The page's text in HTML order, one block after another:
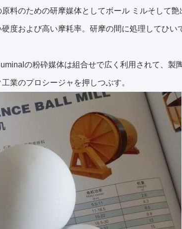
料のための研摩媒体としてボール ミルそして
度および高い摩耗率。研摩の間に処理してひい
の粉砕媒体は組合せで広く利用されて、製
業のプロシージャを押しつぶす。